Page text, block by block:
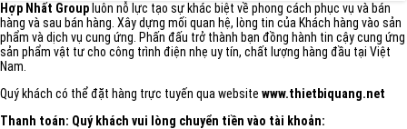
Hợp Nhất Group luôn nỗ lực tạo sự khác biệt về phong cách phục vụ và bán
hàng và sau bán hàng. Xây dựng mối quan hệ, lòng tin của Khách hàng vào sản
phẩm và dịch vụ cung ứng. Phấn đấu trở thành bạn đồng hành tin cậy cung ứng
sản phẩm vật tư cho công trình điện nhẹ uy tín, chất lượng hàng đầu tại Việt
Nam.
Quý khách có thể đặt hàng trực tuyến qua website www.thietbiquang.net
Thanh toán: Quý khách vui lòng chuyển tiền vào tài khoản: